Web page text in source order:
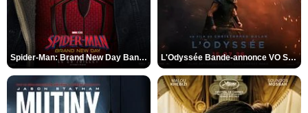
Spider-Man: Brand New Day Bande-annonce VO STFR L'Odyssée Bande-annonce VO STFR